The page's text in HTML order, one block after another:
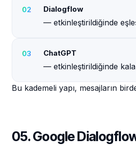
Dialogflow
— etkinleştirildiğinde
ChatGPT
— etkinleştirildiğinde
Bu kademeli yapı, mesajların
05. Google Dialogflow